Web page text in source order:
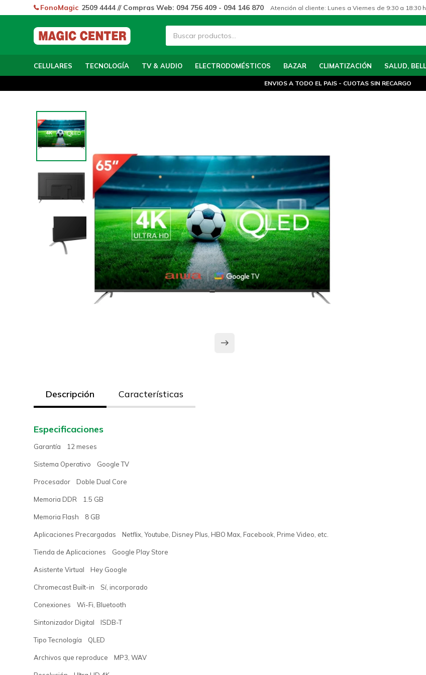
CELULARES TECNOLOGÍA TV & AUDIO ELECTRODOMÉSTICOS BAZAR CLIMATIZACIÓN SALUD,
FonoMagic 2509 4444 // Compras Web: 094 756 409 - 094 146 870 Atención al cliente: Lunes a Viernes de 9:30 a 18:30
ENVIOS A TODO EL PAIS - CUOTAS SIN RECARGO
Descripción Características
Especificaciones
Garantía 12 meses
Sistema Operativo Google TV
Procesador Doble Dual Core
Memoria DDR 1.5 GB
Memoria Flash 8 GB
Aplicaciones Precargadas Netflix, Youtube, Disney Plus, HBO Max, Facebook, Prime Video, etc.
Tienda de Aplicaciones Google Play Store
Asistente Virtual Hey Google
Chromecast Built-in Sí, incorporado
Conexiones Wi-Fi, Bluetooth
Sintonizador Digital ISDB-T
Tipo Tecnología QLED
Archivos que reproduce MP3, WAV